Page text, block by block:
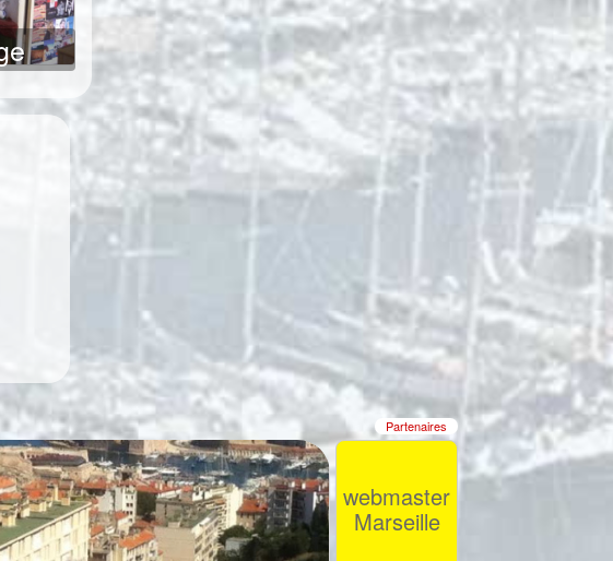
Partenaires
webmaster
Marseille